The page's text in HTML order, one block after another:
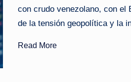
c
i
con crudo venezolano, con el
de la tensión geopolítica y la
Read More